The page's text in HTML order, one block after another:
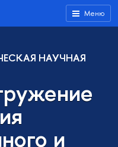
Меню
НАУЧНАЯ
и